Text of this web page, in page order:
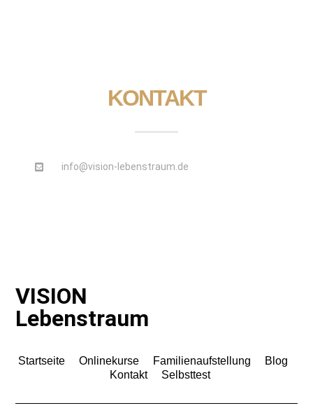
KONTAKT
info@vision-lebenstraum.de
VISION
Lebenstraum
Startseite Onlinekurse Familienaufstellung
Blog
Kontakt
Selbsttest